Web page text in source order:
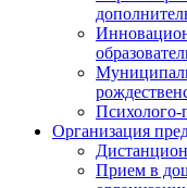
Психолого-
Организация
Прием в